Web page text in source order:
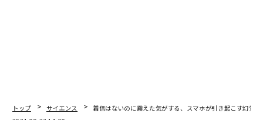
トップ サイエンス
着信はないのに震えた気がする、スマホが引き起こす幻覚